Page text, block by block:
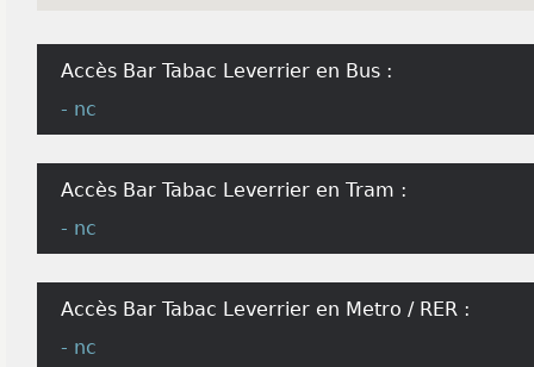
Accès Bar Tabac Leverrier en Bus :
- nc
Accès Bar Tabac Leverrier en Tram :
- nc
Accès Bar Tabac Leverrier en Metro / RER :
- nc